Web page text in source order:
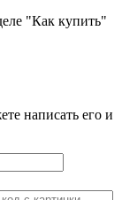
"Как купить"
написать его и